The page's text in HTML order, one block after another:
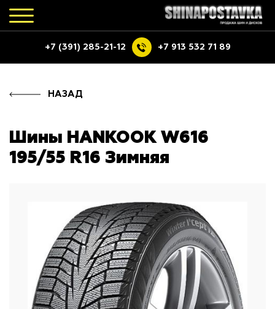
+7 (391) 285-21-12 +7 913 532 71 89
НАЗАД
Шины HANKOOK W616
195/55 R16 Зимняя